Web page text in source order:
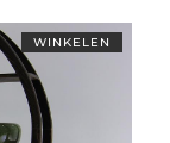
WINKELEN